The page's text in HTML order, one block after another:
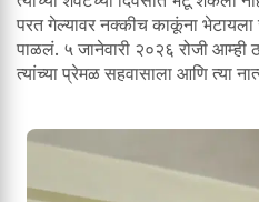
परत गेल्यावर नक्कीच काकूंना
पाळलं. ५ जानेवारी २०२६ रोजी आम्ही
त्यांच्या प्रेमळ सहवासाला आणि त्या